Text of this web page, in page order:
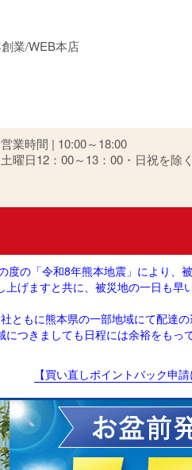
業/WEB本店
営業時間 | 10:00～18:00
土曜日12：00～13：00・日祝を除く
度の「令和8年熊本地震」により、
げますと共に、被災地の一日も早
ともに熊本県の一部地域にて配達の
につきましても日程には余裕をもっ
【買い直しポイントバック申請